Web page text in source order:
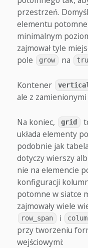
przestrzeń.
elementu
minimalnym
zajmował tyle
pole
grow na
Kontener
ale z zamienionymi
Na koniec, grid
układa elementy
podobnie jak
dotyczy wierszy
nie na elemencie
konfiguracji
potomne w siatce
zajmowały wiele
row_span i
przy tworzeniu
wejściowymi: